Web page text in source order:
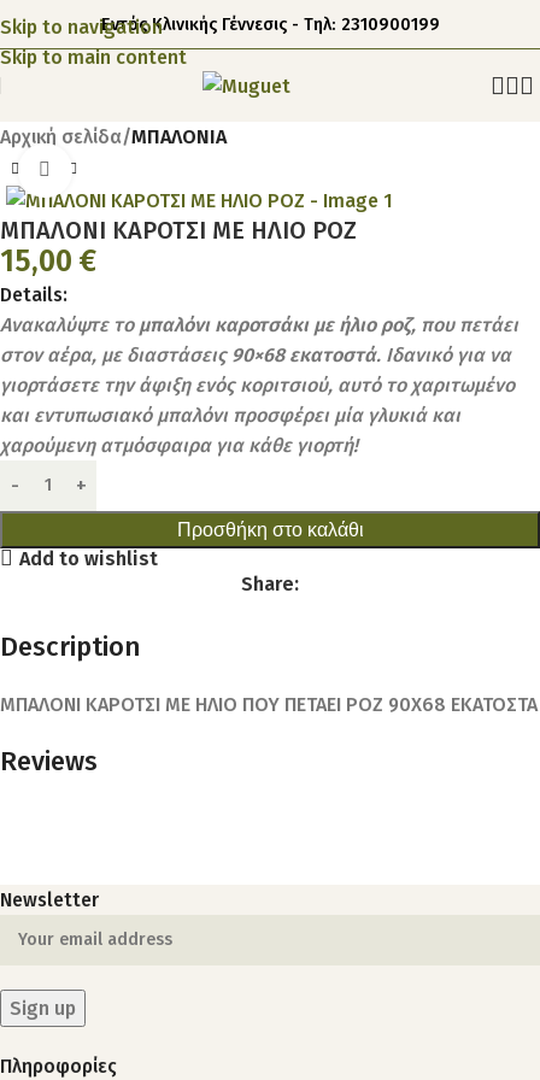
Skip to navigation
Skip to main content
Εντός Κλινικής Γέννεσις - Τηλ: 2310900199
Αρχική σελίδα ΜΠΑΛΟΝΙΑ
Click to enlarge
ΜΠΑΛΟΝΙ ΚΑΡΟΤΣΙ ΜΕ ΗΛΙΟ ΡΟΖ
15,00 €
Details:
Ανακαλύψτε το μπαλόνι καροτσάκι με ήλιο ροζ, που πετάει
στον αέρα, με διαστάσεις 90×68 εκατοστά. Ιδανικό για να
γιορτάσετε την άφιξη ενός κοριτσιού, αυτό το χαριτωμένο
και εντυπωσιακό μπαλόνι προσφέρει μία γλυκιά και
χαρούμενη ατμόσφαιρα για κάθε γιορτή!
Προσθήκη στο καλάθι
Add to wishlist
Share:
Description
ΜΠΑΛΟΝΙ ΚΑΡΟΤΣΙ ΜΕ ΗΛΙΟ ΠΟΥ ΠΕΤΑΕΙ ΡΟΖ 90Χ68 ΕΚΑΤΟΣΤΑ
Reviews
Newsletter
Πληροφορίες